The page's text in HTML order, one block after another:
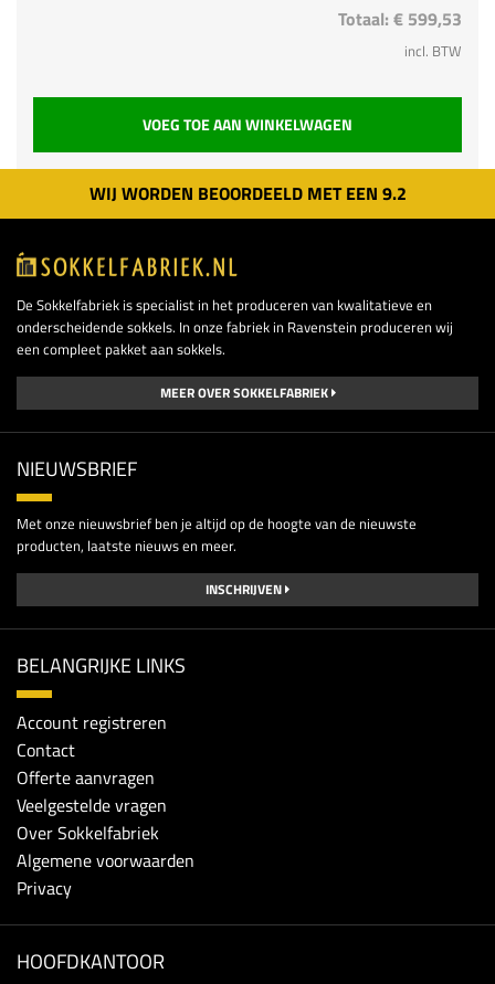
Totaal: € 599,53
incl. BTW
VOEG TOE AAN WINKELWAGEN
WIJ WORDEN BEOORDEELD MET EEN 9.2
De Sokkelfabriek is specialist in het produceren van kwalitatieve en
onderscheidende sokkels. In onze fabriek in Ravenstein produceren wij
een compleet pakket aan sokkels.
MEER OVER SOKKELFABRIEK
NIEUWSBRIEF
Met onze nieuwsbrief ben je altijd op de hoogte van de nieuwste
producten, laatste nieuws en meer.
INSCHRIJVEN
BELANGRIJKE LINKS
Account registreren
Contact
Offerte aanvragen
Veelgestelde vragen
Over Sokkelfabriek
Algemene voorwaarden
Privacy
HOOFDKANTOOR